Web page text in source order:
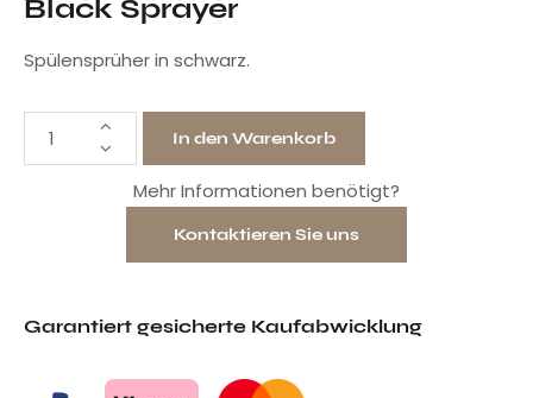
Black Sprayer
Spülensprüher in schwarz.
In den Warenkorb
Mehr Informationen benötigt?
Kontaktieren Sie uns
Garantiert gesicherte Kaufabwicklung